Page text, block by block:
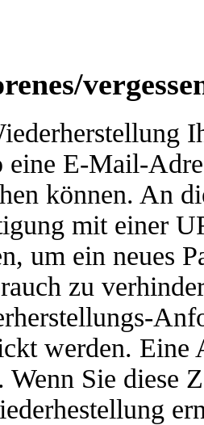
eine E-Mail-
können. An
mit einer
um ein neues
zu
werden. Eine
Wenn Sie diese